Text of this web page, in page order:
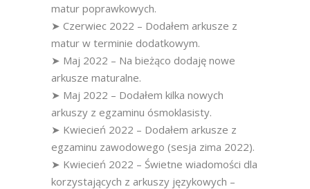
matur poprawkowych.
➤ Czerwiec 2022 – Dodałem arkusze z
matur w terminie dodatkowym.
➤ Maj 2022 – Na bieżąco dodaję nowe
arkusze maturalne.
➤ Maj 2022 – Dodałem kilka nowych
arkuszy z egzaminu ósmoklasisty.
➤ Kwiecień 2022 – Dodałem arkusze z
egzaminu zawodowego (sesja zima 2022).
➤ Kwiecień 2022 – Świetne wiadomości dla
korzystających z arkuszy językowych –